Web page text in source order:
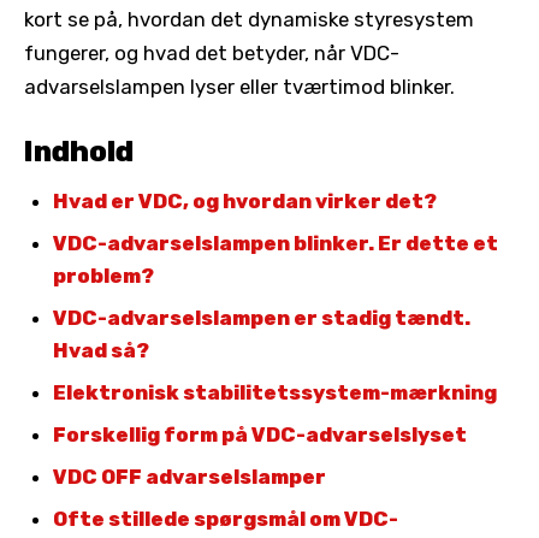
kort se på, hvordan det dynamiske styresystem
fungerer, og hvad det betyder, når VDC-
advarselslampen lyser eller tværtimod blinker.
Indhold
Hvad er VDC, og hvordan virker det?
VDC-advarselslampen blinker. Er dette et
problem?
VDC-advarselslampen er stadig tændt.
Hvad så?
Elektronisk stabilitetssystem-mærkning
Forskellig form på VDC-advarselslyset
VDC OFF advarselslamper
Ofte stillede spørgsmål om VDC-